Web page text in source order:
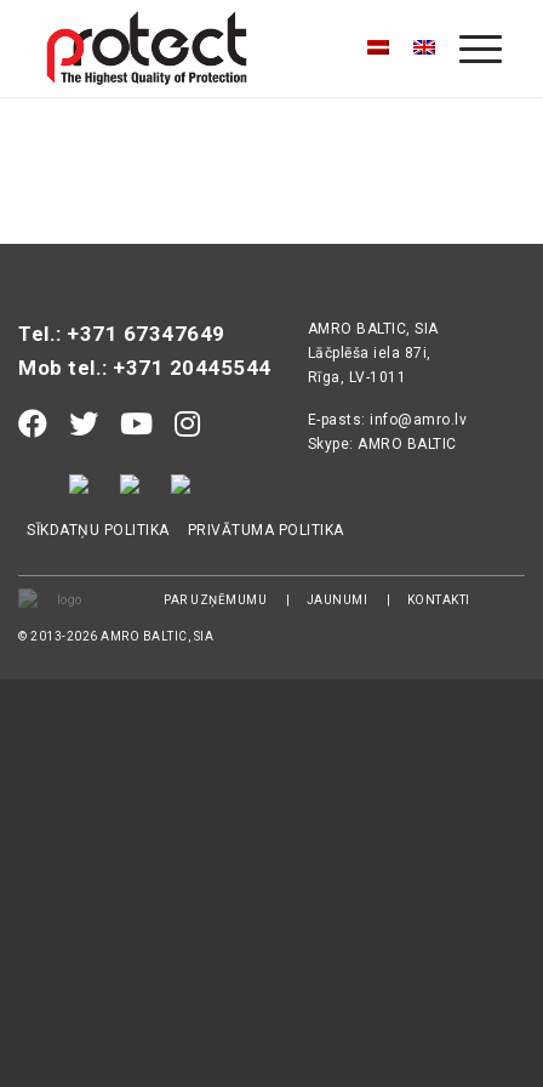
Tel.: +371 67347649
Mob tel.: +371 20445544
AMRO BALTIC, SIA
Lāčplēša iela 87i,
Rīga, LV-1011
E-pasts: info@amro.lv
Skype: AMRO BALTIC
SĪKDATŅU POLITIKA PRIVĀTUMA POLITIKA
PAR UZŅĒMUMU JAUNUMI KONTAKTI
© 2013-2026 AMRO BALTIC, SIA